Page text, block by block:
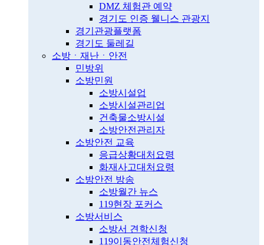
DMZ 체험관 예약
경기도 인증 웰니스 관광지
경기관광플랫폼
경기도 둘레길
소방ㆍ재난ㆍ안전
민방위
소방민원
소방시설업
소방시설관리업
건축물소방시설
소방안전관리자
소방안전 교육
응급상황대처요령
화재사고대처요령
소방안전 방송
소방월간 뉴스
119현장 포커스
소방서비스
소방서 견학신청
119이동안전체험신청